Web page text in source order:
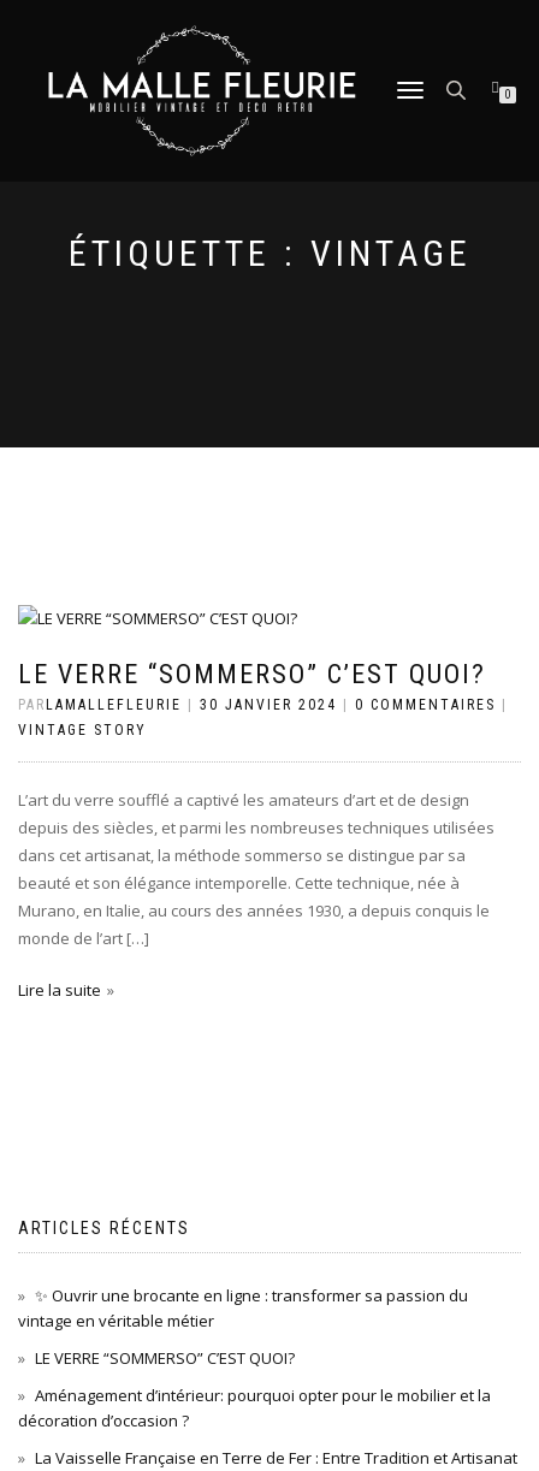
DÉPLIER
0
ÉTIQUETTE : VINTAGE
LE VERRE “SOMMERSO” C’EST QUOI?
PAR LAMALLEFLEURIE 30 JANVIER 2024 0 COMMENTAIRES
VINTAGE STORY
L’art du verre soufflé a captivé les amateurs d’art et de design
depuis des siècles, et parmi les nombreuses techniques utilisées
dans cet artisanat, la méthode sommerso se distingue par sa
beauté et son élégance intemporelle. Cette technique, née à
Murano, en Italie, au cours des années 1930, a depuis conquis le
monde de l’art […]
Lire la suite
ARTICLES RÉCENTS
✨ Ouvrir une brocante en ligne : transformer sa passion du
vintage en véritable métier
LE VERRE “SOMMERSO” C’EST QUOI?
Aménagement d’intérieur: pourquoi opter pour le mobilier et la
décoration d’occasion ?
La Vaisselle Française en Terre de Fer : Entre Tradition et Artisanat